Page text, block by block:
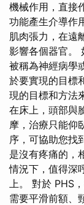
機械作用，直接
功能產生介導作
肌肉張力，在遠
影響各個器官。
被稱為神經病學
於要實現的目標
現的目標和方法
在床上，頭部與
摩，治療只能仰
序，可協助您找
是沒有疼痛的，
情況下，值得深
上。 對於 PHS
需要平滑前額、